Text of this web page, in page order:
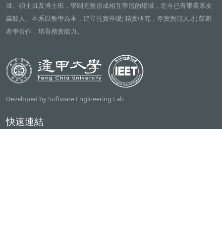
班、碩士班及博士班，學制完整形成相互學習的場域，迄今已有畢業系友
萬餘人。本系以教學為本，建立扎實基礎; 精實研究，厚實創能人才; 鼓勵
產學合作，培育務實能力。
Developed by Software Engineering Lab
快速連結